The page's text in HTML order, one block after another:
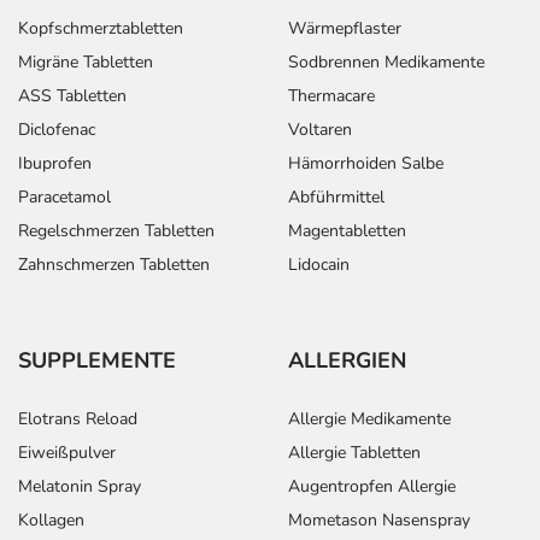
Anwendungshinweise
Die Gesamtdosis sollte nicht ohne Rücksprache mit
einem Arzt oder Apotheker überschritten werden.
Nehmen Sie das Arzneimittel mit 1 Glas Wasser ein oder
bereiten Sie das Arzneimittel zu und nehmen Sie es ein.
Die Anwendungsdauer richtet sich nach Art der
Beschwerde und/oder Dauer der Erkrankung und wird
deshalb nur von Ihrem Arzt bestimmt. Bei
Schilddrüsenunterfunktion und bei Schilddrüsenkrebs
nach Operation: meist lebenslang; bei Prophylaxe und
Kopfschmerztabletten
Migräne Tabletten
ASS Tabletten
Diclofenac
Ibuprofen
Paracetamol
Regelschmerzen Tabletten
Zahnschmerzen Tabletten
Wärmepflaster
Sodbrennen Medikamente
Thermacare
Voltaren
Hämorrhoiden Salbe
Abführmittel
Magentabletten
Lidocain
SUPPLEMENTE
Elotrans Reload
Eiweißpulver
Melatonin Spray
Kollagen
ALLERGIEN
Allergie Medikamente
Allergie Tabletten
Augentropfen Allergie
Mometason Nasenspray